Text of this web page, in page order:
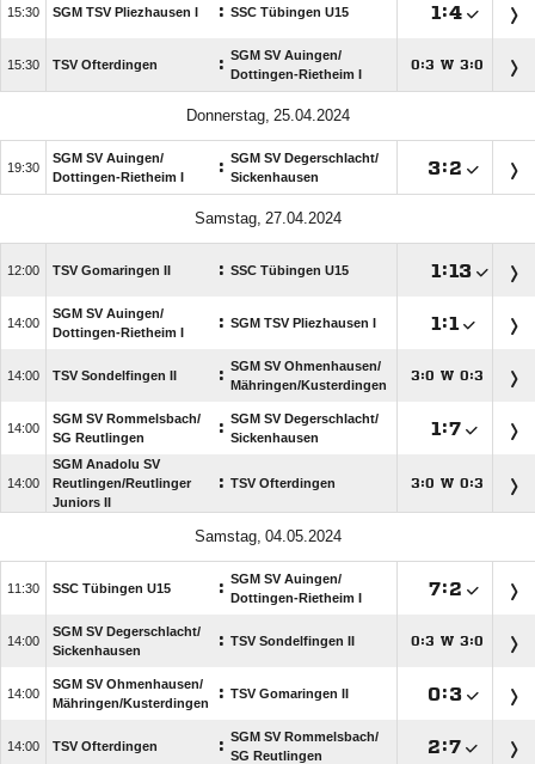
 SGM TSV Pliezhausen I : SSC Tübingen U15  :
 TSV Ofterdingen : SGM SV Auingen/​
Dottingen-Rietheim I
: W:
 

SGM SV Auingen/​
Dottingen-Rietheim I
: SGM SV Degerschlacht/​
Sickenhausen
:
 
 TSV Gomaringen II : SSC Tübingen U15  :

SGM SV Auingen/​
Dottingen-Rietheim I
: SGM TSV Pliezhausen I  :
 TSV Sondelfingen II : SGM SV Ohmenhausen/​
Mähringen/​Kusterdingen
: W:

SGM SV Rommelsbach/​
SG Reutlingen
: SGM SV Degerschlacht/​
Sickenhausen
 :

SGM Anadolu SV
Reutlingen/​Reutlinger
Juniors II
: TSV Ofterdingen : W:
 
 SSC Tübingen U15 : SGM SV Auingen/​
Dottingen-Rietheim I
:

SGM SV Degerschlacht/​
Sickenhausen
: TSV Sondelfingen II : W:

SGM SV Ohmenhausen/​
Mähringen/​Kusterdingen
: TSV Gomaringen II :
 TSV Ofterdingen : SGM SV Rommelsbach/​
SG Reutlingen
: